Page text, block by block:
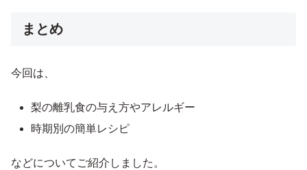
まとめ
今回は、
梨の離乳食の与え方やアレルギー
時期別の簡単レシピ
などについてご紹介しました。